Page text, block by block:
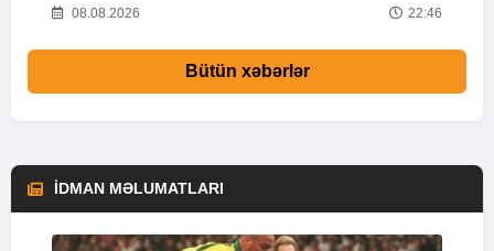
08.08.2026 22:46
Bütün xəbərlər
İDMAN MƏLUMATLARI